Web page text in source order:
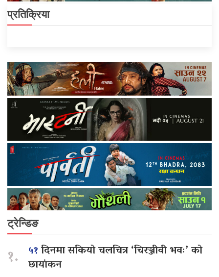
प्रतिक्रिया
ट्रेन्डिङ
१. ५१दिनमा सकियो चलचित्र ‘चिरञ्जीवी भवः’ को
छायांकन